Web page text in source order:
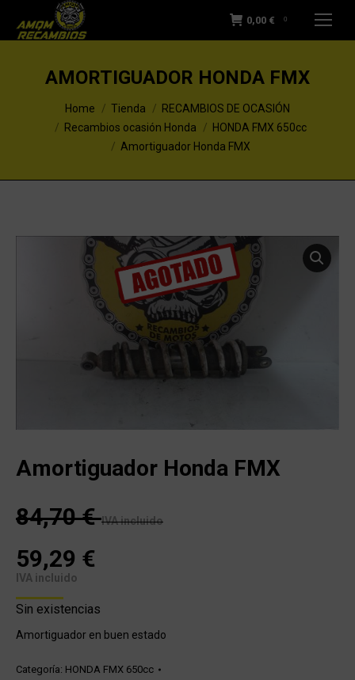
0,00 € 0
AMORTIGUADOR HONDA FMX
You are here:Home Tienda
RECAMBIOS DE OCASIÓN
Recambios ocasión Honda
HONDA FMX 650cc
Amortiguador Honda FMX
Amortiguador Honda FMX
84,70€ IVA incluido
59,29 €
IVA incluido
Sin existencias
Amortiguador en buen estado
Categoría: HONDA FMX 650cc